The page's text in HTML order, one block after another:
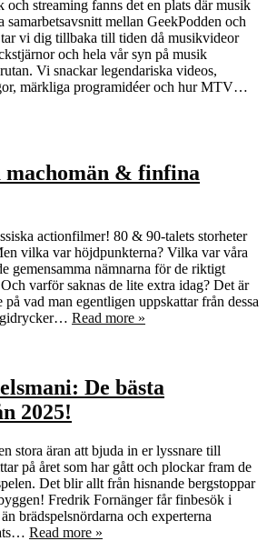
streaming fanns det en plats där musik
mellan GeekPodden och
vi dig tillbaka till tiden då musikvideor
och hela vår syn på musik
Vi snackar legendariska videos,
märkliga programidéer och hur MTV…
machomän & finfina
actionfilmer! 80 & 90-talets storheter
vilka var höjdpunkterna? Vilka var våra
gemensamma nämnarna för de riktigt
varför saknas de lite extra idag? Det är
vad man egentligen uppskattar från dessa
Read more »
De bästa
2025!
stora äran att bjuda in er lyssnare till
på året som har gått och plockar fram de
Det blir allt från hisnande bergstoppar
Fredrik Fornänger får finbesök i
brädspelsnördarna och experterna
Read more »